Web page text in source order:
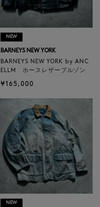
NEW
BARNEYS NEW YORK
BARNEYS NEW YORK by ANC
ELLM ホースレザーブルゾン
¥165,000
NEW